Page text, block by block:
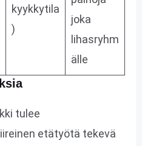
kyykkytila
)
joka
lihasryhm
älle
tulee
etätyötä tekevä